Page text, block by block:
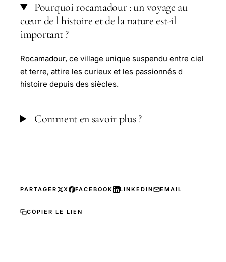
Pourquoi rocamadour : un voyage au
cœur de l histoire et de la nature est-il
important ?
Rocamadour, ce village unique suspendu entre ciel
et terre, attire les curieux et les passionnés d
histoire depuis des siècles.
Comment en savoir plus ?
PARTAGER X FACEBOOK LINKEDIN EMAIL
COPIER LE LIEN